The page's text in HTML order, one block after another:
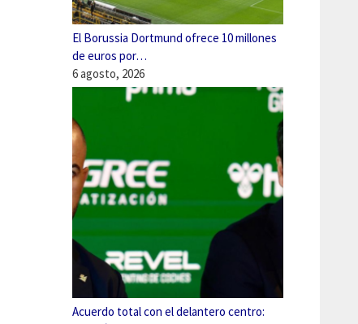
El Borussia Dortmund ofrece 10 millones
de euros por…
6 agosto, 2026
Acuerdo total con el delantero centro: